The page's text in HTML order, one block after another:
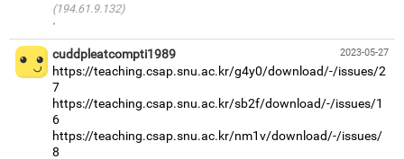
(194.61.9.132)
·
2023-05-27
cuddpleatcompti1989
https://teaching.csap.snu.ac.kr/g4y0/download/-/issues/2
7
https://teaching.csap.snu.ac.kr/sb2f/download/-/issues/1
6
https://teaching.csap.snu.ac.kr/nm1v/download/-/issues/
8